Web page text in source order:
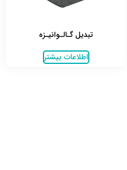
تبدیل گـالـوانیـزه
اطلاعات بیشتر